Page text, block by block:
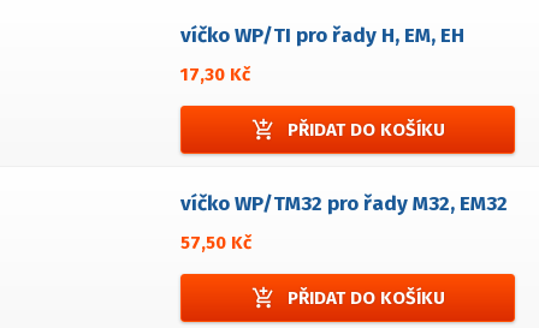
víčko WP/TI pro řady H, EM, EH
17,30 Kč
add_shopping_cart PŘIDAT DO KOŠÍKU
víčko WP/TM32 pro řady M32, EM32
57,50 Kč
add_shopping_cart PŘIDAT DO KOŠÍKU